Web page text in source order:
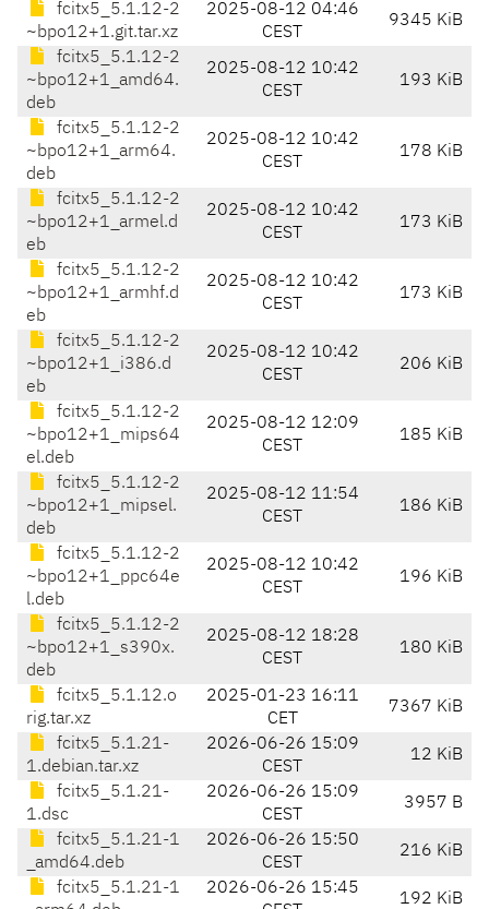
fcitx5_5.1.12-2
~bpo12+1.git.tar.xz
2025-08-12 04:46
CEST
9345 KiB
fcitx5_5.1.12-2
~bpo12+1_amd64.
deb
2025-08-12 10:42
CEST
193 KiB
fcitx5_5.1.12-2
~bpo12+1_arm64.
deb
2025-08-12 10:42
CEST
178 KiB
fcitx5_5.1.12-2
~bpo12+1_armel.d
eb
2025-08-12 10:42
CEST
173 KiB
fcitx5_5.1.12-2
~bpo12+1_armhf.d
eb
2025-08-12 10:42
CEST
173 KiB
fcitx5_5.1.12-2
~bpo12+1_i386.d
eb
2025-08-12 10:42
CEST
206 KiB
fcitx5_5.1.12-2
~bpo12+1_mips64
el.deb
2025-08-12 12:09
CEST
185 KiB
fcitx5_5.1.12-2
~bpo12+1_mipsel.
deb
2025-08-12 11:54
CEST
186 KiB
fcitx5_5.1.12-2
~bpo12+1_ppc64e
l.deb
2025-08-12 10:42
CEST
196 KiB
fcitx5_5.1.12-2
~bpo12+1_s390x.
deb
2025-08-12 18:28
CEST
180 KiB
fcitx5_5.1.12.o
rig.tar.xz
2025-01-23 16:11
CET
7367 KiB
fcitx5_5.1.21-
1.debian.tar.xz
2026-06-26 15:09
CEST
12 KiB
fcitx5_5.1.21-
1.dsc
2026-06-26 15:09
CEST
3957 B
fcitx5_5.1.21-1
_amd64.deb
2026-06-26 15:50
CEST
216 KiB
fcitx5_5.1.21-1
2026-06-26 15:45
192 KiB